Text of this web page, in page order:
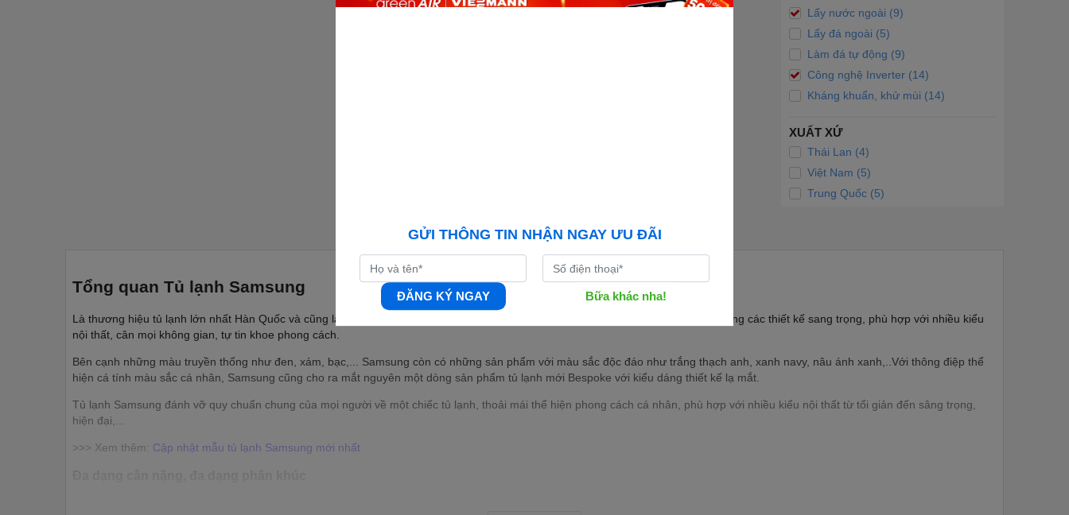
Lấy nước ngoài (9)
Lấy đá ngoài (5)
Làm đá tự động (9)
Công nghệ Inverter (14)
Kháng khuẩn, khử mùi (14)
XUẤT XỨ
Thái Lan (4)
Việt Nam (5)
Trung Quốc (5)
Tổng quan Tủ lạnh Samsung
Là thương hiệu tủ lạnh lớn nhất Hàn Quốc và cũng là một trong những thương hiệu hàng đầu thế giới. Tủ lạnh Samsung nổi bật cùng các thiết kế sang trọng, phù hợp với nhiều kiểu
nội thất, cân mọi không gian, tự tin khoe phong cách.
Bên cạnh những màu truyền thống như đen, xám, bạc,... Samsung còn có những sản phẩm với màu sắc độc đáo như trắng thạch anh, xanh navy, nâu ánh xanh,..Với thông điệp thể
hiện cá tính màu sắc cá nhân, Samsung cũng cho ra mắt nguyên một dòng sản phẩm tủ lạnh mới Bespoke với kiểu dáng thiết kế lạ mắt.
Tủ lạnh Samsung đánh vỡ quy chuẩn chung của mọi người về một chiếc tủ lạnh, thoải mái thể hiện phong cách cá nhân, phù hợp với nhiều kiểu nội thất từ tối giản đến sâng trọng,
hiện đại,...
>>> Xem thêm: Cập nhật mẫu tủ lạnh Samsung mới nhất
GỬI THÔNG TIN NHẬN NGAY ƯU ĐÃI
ĐĂNG KÝ NGAY Bữa khác nha!